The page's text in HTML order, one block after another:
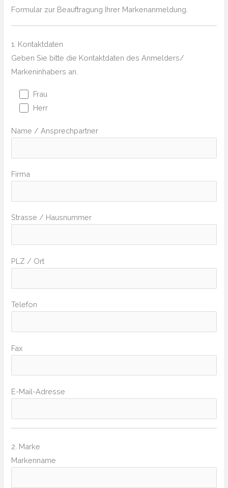
Formular zur Beauftragung Ihrer Markenanmeldung.
1. Kontaktdaten
Geben Sie bitte die Kontaktdaten des Anmelders/
Markeninhabers an.
Frau
Herr
Name / Ansprechpartner
Firma
Strasse / Hausnummer
PLZ / Ort
Telefon
Fax
E-Mail-Adresse
2. Marke
Markenname